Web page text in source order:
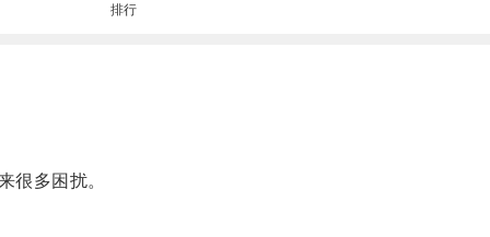
排行
多困扰。